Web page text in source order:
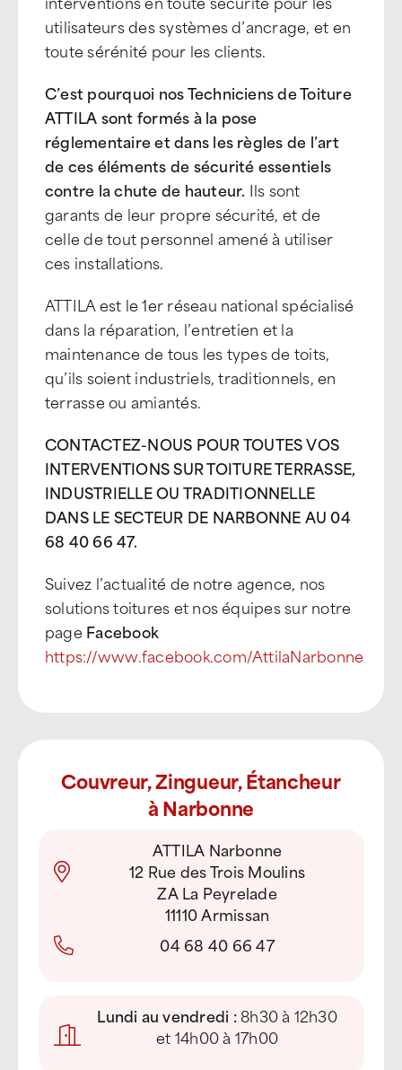
utilisateurs des systèmes d’ancrage, et en
toute sérénité pour les clients.
C’est pourquoi nos Techniciens de Toiture
ATTILA sont formés à la pose
réglementaire et dans les règles de l’art
de ces éléments de sécurité essentiels
contre la chute de hauteur. Ils sont
garants de leur propre sécurité, et de
celle de tout personnel amené à utiliser
ces installations.
ATTILA est le 1er réseau national spécialisé
dans la réparation, l’entretien et la
maintenance de tous les types de toits,
qu’ils soient industriels, traditionnels, en
terrasse ou amiantés.
CONTACTEZ-NOUS POUR TOUTES VOS
INTERVENTIONS SUR TOITURE TERRASSE,
INDUSTRIELLE OU TRADITIONNELLE
DANS LE SECTEUR DE NARBONNE AU 04
68 40 66 47.
Suivez l’actualité de notre agence, nos
solutions toitures et nos équipes sur notre
page Facebook
https://www.facebook.com/AttilaNarbonne
Couvreur, Zingueur, Étancheur
à Narbonne
ATTILA Narbonne
12 Rue des Trois Moulins
ZA La Peyrelade
11110 Armissan
04 68 40 66 47
Lundi au vendredi :8h30 à 12h30
et 14h00 à 17h00